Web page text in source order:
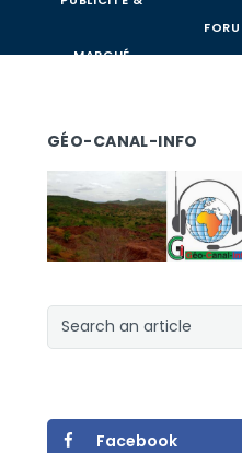
MARCHÉ
GÉO-CANAL-INFO
Facebook